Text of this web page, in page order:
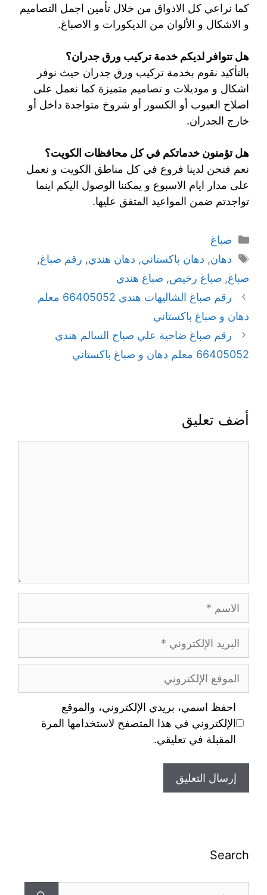
كما نراعي كل الاذواق من خلال تأمين اجمل التصاميم
و الاشكال و الألوان من الديكورات و الاصباغ.
هل تتوافر لديكم خدمة تركيب ورق جدران؟
بالتأكيد نقوم بخدمة تركيب ورق جدران حيث نوفر
اشكال و موديلات و تصاميم متميزة كما نعمل على
اصلاح العيوب أو الكسور أو شروخ متواجدة داخل أو
خارج الجدران.
هل تؤمنون خدماتكم في كل محافظات الكويت؟
نعم فنحن لدينا فروع في كل مناطق الكويت و نعمل
على مدار ايام الاسبوع و يمكننا الوصول اليكم اينما
تواجدتم ضمن المواعيد المتفق عليها.
صباغ
دهان, دهان باكستاني, دهان هندي, رقم صباغ,
صباغ, صباغ رخيص, صباغ هندي
رقم صباغ الشاليهات هندي 66405052 معلم
دهان و صباغ باكستاني
رقم صباغ ضاحية علي صباح السالم هندي
66405052 معلم دهان و صباغ باكستاني
أضف تعليق
احفظ اسمي، بريدي الإلكتروني، والموقع
الإلكتروني في هذا المتصفح لاستخدامها المرة
المقبلة في تعليقي.
Search